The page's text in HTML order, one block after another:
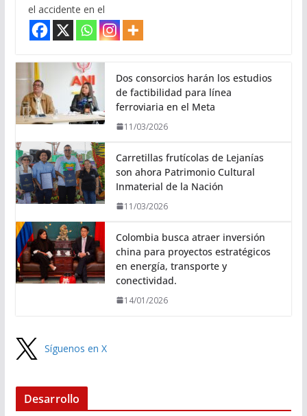
el accidente en el
Dos consorcios harán los estudios
de factibilidad para línea
ferroviaria en el Meta
11/03/2026
Carretillas frutícolas de Lejanías
son ahora Patrimonio Cultural
Inmaterial de la Nación
11/03/2026
Colombia busca atraer inversión
china para proyectos estratégicos
en energía, transporte y
conectividad.
14/01/2026
Síguenos en X
Desarrollo